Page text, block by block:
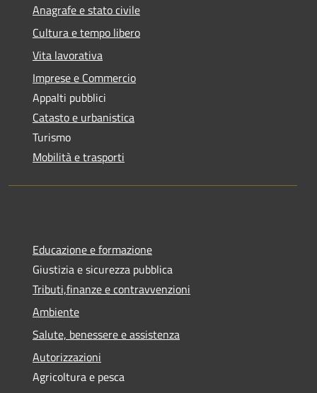
Anagrafe e stato civile
Cultura e tempo libero
Vita lavorativa
Imprese e Commercio
Appalti pubblici
Catasto e urbanistica
Turismo
Mobilità e trasporti
Educazione e formazione
Giustizia e sicurezza pubblica
Tributi,finanze e contravvenzioni
Ambiente
Salute, benessere e assistenza
Autorizzazioni
Agricoltura e pesca